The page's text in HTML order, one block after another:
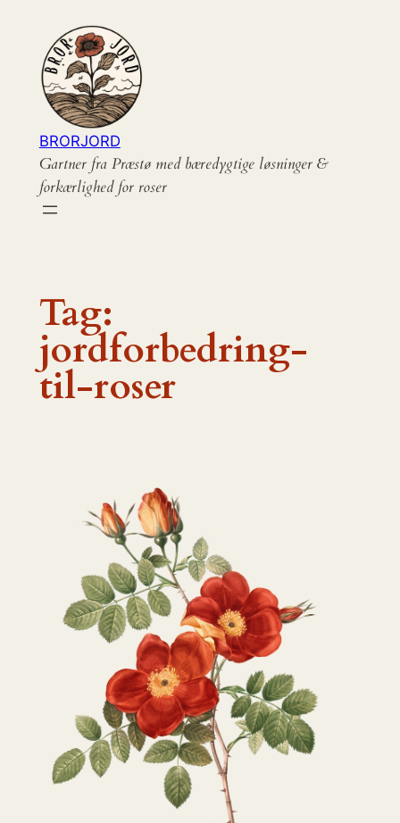
indhold
BRORJORD
Gartner fra Præstø med bæredygtige løsninger &
forkærlighed for roser
Tag:
jordforbedring-
til-roser